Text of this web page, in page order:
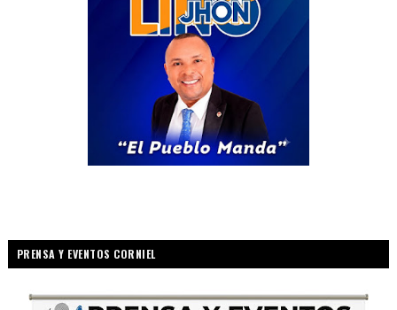
PRENSA Y EVENTOS CORNIEL